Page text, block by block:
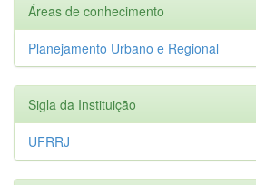
Áreas de conhecimento
Planejamento Urbano e Regional
Sigla da Instituição
UFRRJ